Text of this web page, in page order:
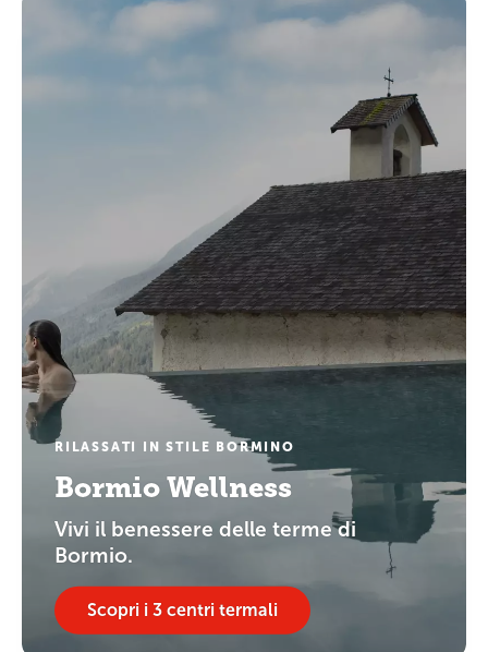
RILASSATI IN STILE BORMINO
Bormio Wellness
Vivi il benessere delle terme di
Bormio.
Scopri i 3 centri termali